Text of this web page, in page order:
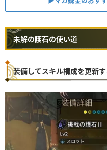
未解の護石の使い道
装備してスキル構成を更新